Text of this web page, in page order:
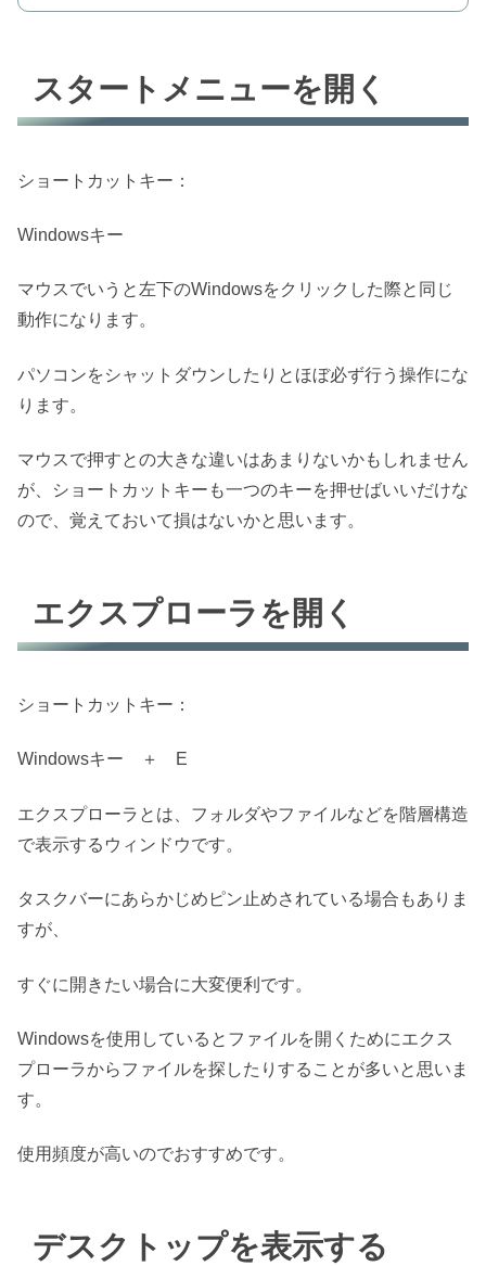
スタートメニューを開く
ショートカットキー：
Windowsキー
マウスでいうと左下のWindowsをクリックした際と同じ
動作になります。
パソコンをシャットダウンしたりとほぼ必ず行う操作にな
ります。
マウスで押すとの大きな違いはあまりないかもしれません
が、ショートカットキーも一つのキーを押せばいいだけな
ので、覚えておいて損はないかと思います。
エクスプローラを開く
ショートカットキー：
Windowsキー ＋ E
エクスプローラとは、フォルダやファイルなどを階層構造
で表示するウィンドウです。
タスクバーにあらかじめピン止めされている場合もありま
すが、
すぐに開きたい場合に大変便利です。
Windowsを使用しているとファイルを開くためにエクス
プローラからファイルを探したりすることが多いと思いま
す。
使用頻度が高いのでおすすめです。
デスクトップを表示する